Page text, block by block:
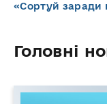
«Сортуй заради
Головні